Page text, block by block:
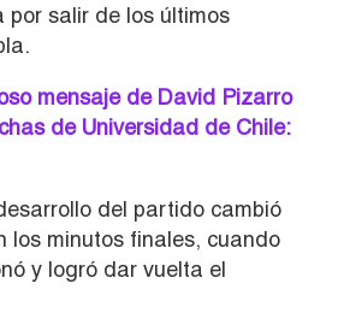
por salir de los últimos
mensaje de David Pizarro
de Universidad de Chile:
del partido cambió
los minutos finales, cuando
y logró dar vuelta el